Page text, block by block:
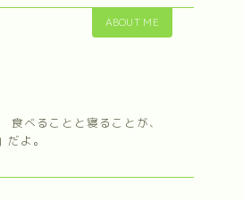
ABOUT ME
べることと寝ることが、
よ。